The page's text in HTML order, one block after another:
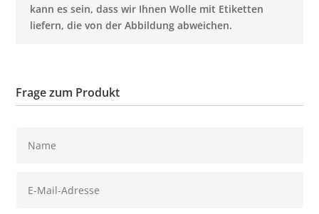
kann es sein, dass wir Ihnen Wolle mit Etiketten
liefern, die von der Abbildung abweichen.
Frage zum Produkt